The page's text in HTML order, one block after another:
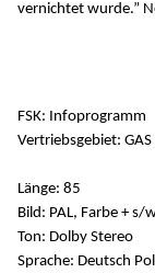
vernichtet wurde.”
FSK: Infoprogramm
Vertriebsgebiet: GAS
Länge: 85
Bild: PAL, Farbe + s/
Ton: Dolby Stereo
Sprache: Deutsch